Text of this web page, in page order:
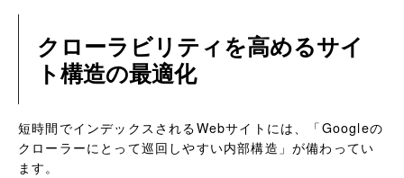
クローラビリティを高めるサイ
ト構造の最適化
短時間でインデックスされるWebサイトには、「Googleの
クローラーにとって巡回しやすい内部構造」が備わってい
ます。